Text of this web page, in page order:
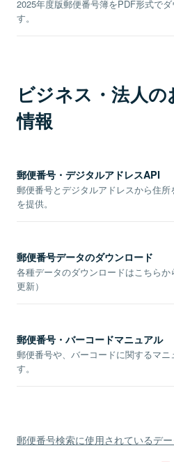
2025年度版郵便番号簿をPDF形式で
す。
ビジネス・法人
情報
郵便番号・デジタルアドレスAPI
郵便番号とデジタルアドレスから住
を提供。
郵便番号データのダウンロード
各種データのダウンロードはこちらか
更新）
郵便番号・バーコードマニュアル
郵便番号や、バーコードに関するマニ
す。
郵便番号検索に使用されているデ